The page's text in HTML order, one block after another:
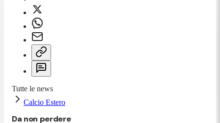
Tutte le news
Calcio Estero
Da non perdere